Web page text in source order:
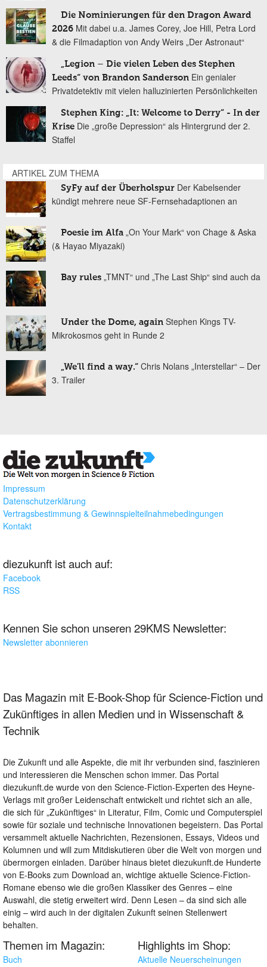
Die Nominierungen für den Dragon Award
2026 Mit dabei u.a. James Corey, Joe Hill, Petra Lord
& die Filmadaption von Andy Weirs „Der Astronaut“
„Legion – Die vielen Leben des Stephen
Leeds“ von Brandon Sanderson Ein genialer
Privatdetektiv mit vielen halluzinierten Persönlichkeiten
Stephen King: „It: Welcome to Derry“ - In der
Krise Die „große Depression“ als Hintergrund der 2.
Staffel
ARTIKEL ZUM THEMA
SyFy auf der Überholspur Der Kabelsender
kündigt mehrere neue SF-Fernsehadaptionen an
Poesie im Alfa „On Your Mark“ von Chage & Aska
(& Hayao Miyazaki)
Bay rules „TMNT“ und „The Last Ship“ sind auch da
Under the Dome, again Stephen Kings TV-
Mikrokosmos geht in Runde 2
„We'll find a way.“ Chris Nolans „Interstellar“ – Der
3. Trailer
Impressum
Datenschutzerklärung
Vertragsbestimmung & Gewinnspielteilnahmebedingungen
Kontakt
diezukunft ist auch auf:
Facebook
RSS
Kennen Sie schon unseren 29KMS Newsletter:
Newsletter abonnieren
Das Magazin mit E-Book-Shop für Science-Fiction und
Zukünftiges in allen Medien und in Wissenschaft &
Technik
Die Zukunft und alle Aspekte, die mit ihr verbunden sind, faszinieren
und interessieren die Menschen schon immer. Das Portal
diezukunft.de wurde von den Science-Fiction-Experten des Heyne-
Verlags mit großer Leidenschaft entwickelt und richtet sich an alle,
die sich für „Zukünftiges“ in Literatur, Film, Comic und Computerspiel
sowie für soziale und technische Innovationen begeistern. Das Portal
versammelt aktuelle Nachrichten, Rezensionen, Essays, Videos und
Kolumnen und will zum Mitdiskutieren über die Welt von morgen und
übermorgen einladen. Darüber hinaus bietet diezukunft.de Hunderte
von E-Books zum Download an, wichtige aktuelle Science-Fiction-
Romane ebenso wie die großen Klassiker des Genres – eine
Auswahl, die stetig erweitert wird. Denn Lesen – da sind sich alle
einig – wird auch in der digitalen Zukunft seinen Stellenwert
behalten.
Themen im Magazin:
Buch
Highlights im Shop:
Aktuelle Neuerscheinungen